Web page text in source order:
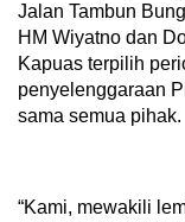
Jalan Tambun
HM Wiyatno dan
Kapuas terpilih
penyelenggaraan
sama semua pihak.
“Kami, mewakili